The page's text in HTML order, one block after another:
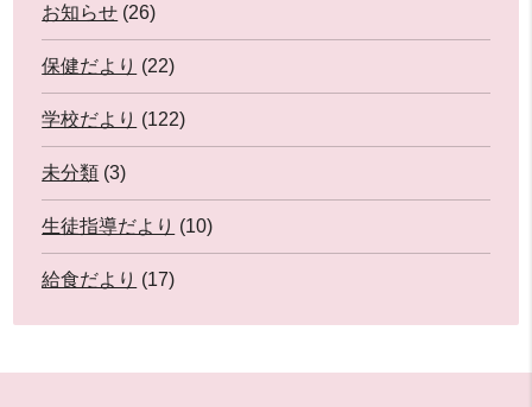
お知らせ (26)
保健だより (22)
学校だより (122)
未分類 (3)
生徒指導だより (10)
給食だより (17)